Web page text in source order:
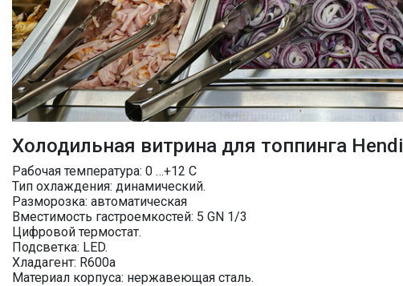
Холодильная витрина для топпинга
Рабочая температура: 0 …+12 C
Тип охлаждения: динамический.
Разморозка: автоматическая
Вместимость гастроемкостей: 5 GN 1/3
Цифровой термостат.
Подсветка: LED.
Хладагент: R600a
Материал корпуса: нержавеющая сталь.